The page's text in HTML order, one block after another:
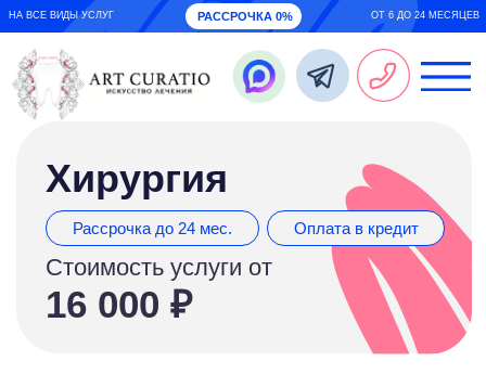
РАССРОЧКА 0% ОТ 6 ДО 24 МЕСЯЦЕВ
НА ВСЕ ВИДЫ УСЛУГ
Хирургия
Стоимость услуги от
16 000 ₽
Рассрочка до 24 мес.